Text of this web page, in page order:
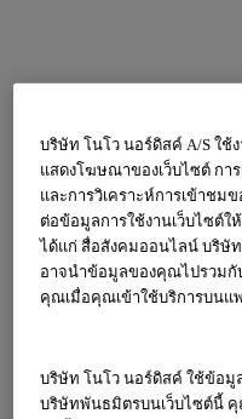
บริษัท โนโว นอร์ดิสค์ A/S ใช้
แสดงโฆษณาของเว็บไซต์ กา
และการวิเคราะห์การเข้าชม
ต่อข้อมูลการใช้งานเว็บไซต์
ได้แก่ สื่อสังคมออนไลน์ บริษั
อาจนำข้อมูลของคุณไปรวมกั
คุณเมื่อคุณเข้าใช้บริการบนแ
บริษัท โนโว นอร์ดิสค์ ใช้ข้อมู
บริษัทพันธมิตรบนเว็บไซต์นี้ คุ